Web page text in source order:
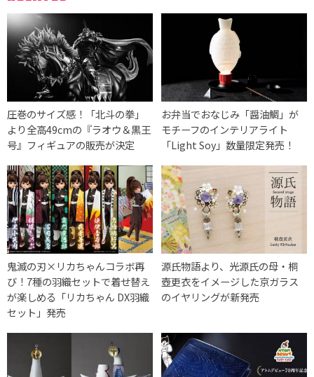
圧巻のサイズ感！「北斗の拳」
より全高49cmの『ラオウ＆黒王
号』フィギュアの販売が決定
お弁当でおなじみ「醤油鯛」が
モチーフのインテリアライト
「Light Soy」数量限定発売！
鬼滅の刃×リカちゃんコラボ再
び！7種の羽織セットで着せ替え
が楽しめる「リカちゃん DX羽織
セット」発売
源氏物語より、光源氏の母・桐
壺更衣をイメージした京ガラス
のイヤリングが新発売